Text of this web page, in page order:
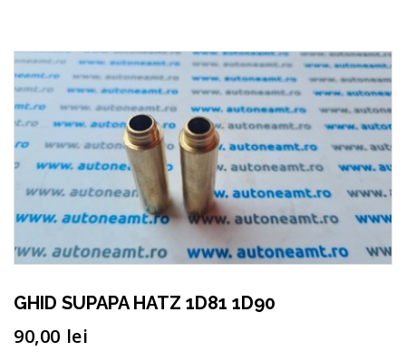
GHID SUPAPA HATZ 1D81 1D90
90,00 lei